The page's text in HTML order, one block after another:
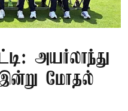
அயர்லாந்து
மோதல்